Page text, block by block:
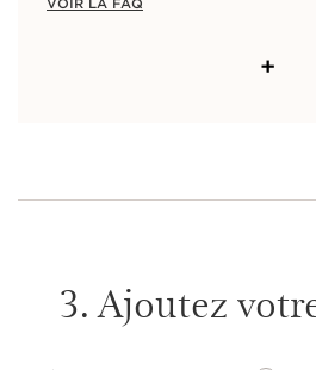
VOIR LA FAQ
+
3. Ajoutez